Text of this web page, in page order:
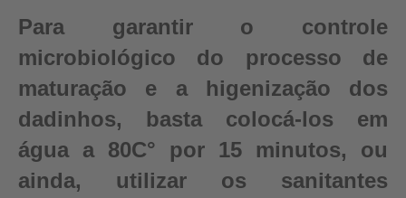
Para garantir o controle
microbiológico do processo de
maturação e a higenização dos
dadinhos, basta colocá-los em
água a 80C° por 15 minutos, ou
ainda, utilizar os sanitantes